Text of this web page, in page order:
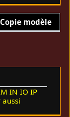
Copie modèle
IN IO IP
aussi